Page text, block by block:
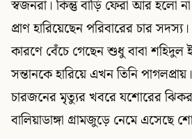
স্বজনরা। কিন্তু বাড়ি ফেরা আর হলো
প্রাণ হারিয়েছেন পরিবারের চার
কারণে বেঁচে গেছেন শুধু বাবা শহিদুল
সন্তানকে হারিয়ে এখন তিনি
চারজনের মৃত্যুর খবরে যশোরের
বালিয়াডাঙ্গা গ্রামজুড়ে নেমে এসেছে